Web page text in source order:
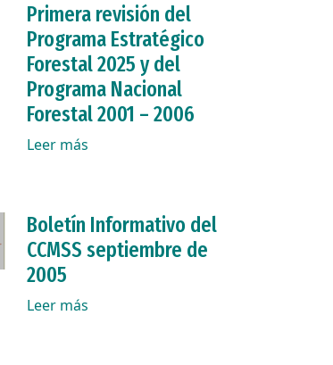
Primera revisión del
Programa Estratégico
Forestal 2025 y del
Programa Nacional
Forestal 2001 – 2006
Leer más
Boletín Informativo del
CCMSS septiembre de
2005
Leer más